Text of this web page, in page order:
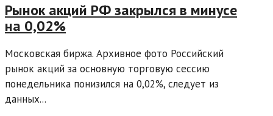
Рынок акций РФ закрылся в минусе
на 0,02%
Московская биржа. Архивное фото Российский
рынок акций за основную торговую сессию
понедельника понизился на 0,02%, следует из
данных...